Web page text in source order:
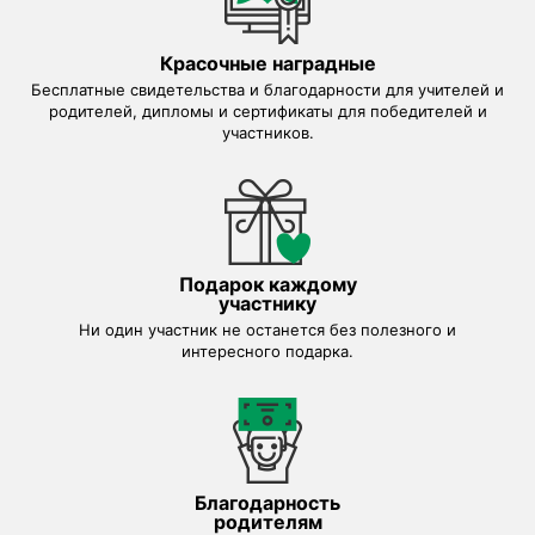
Красочные наградные
Бесплатные свидетельства и благодарности для учителей и
родителей, дипломы и сертификаты для победителей и
участников.
Подарок каждому
участнику
Ни один участник не останется без полезного и
интересного подарка.
Благодарность
родителям